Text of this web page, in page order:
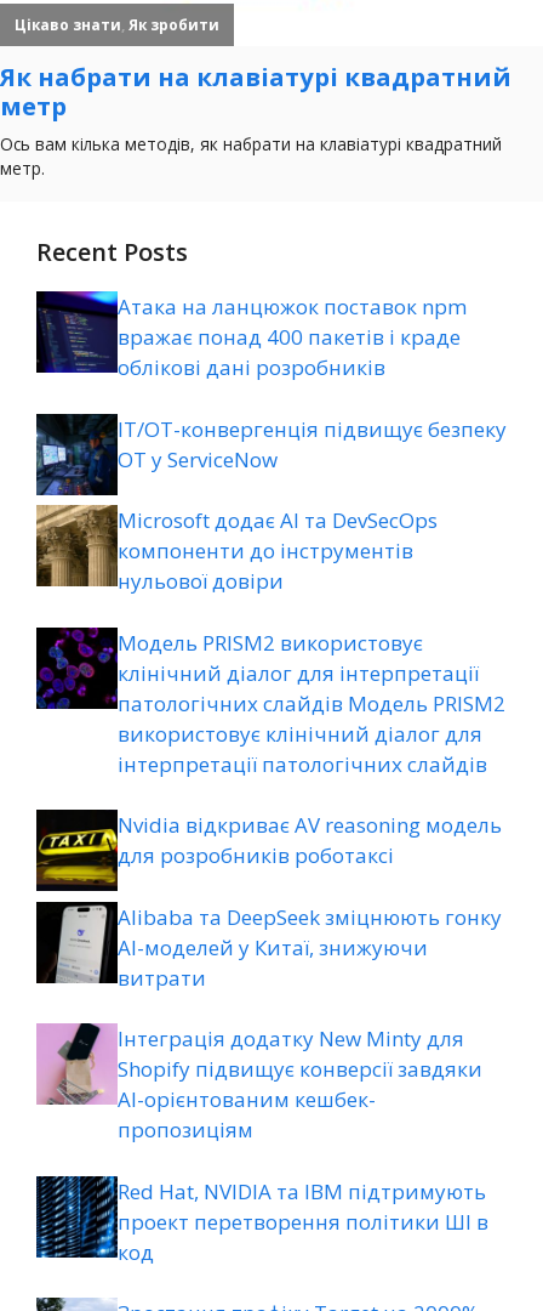
Recent Posts
Атака на ланцюжок поставок npm
вражає понад 400 пакетів і краде
облікові дані розробників
ІТ/ОТ-конвергенція підвищує безпеку
ОТ у ServiceNow
Microsoft додає AI та DevSecOps
компоненти до інструментів
нульової довіри
Модель PRISM2 використовує
клінічний діалог для інтерпретації
патологічних слайдів Модель PRISM2
використовує клінічний діалог для
інтерпретації патологічних слайдів
Nvidia відкриває AV reasoning модель
для розробників роботаксі
Alibaba та DeepSeek зміцнюють гонку
AI-моделей у Китаї, знижуючи
витрати
Інтеграція додатку New Minty для
Shopify підвищує конверсії завдяки
AI-орієнтованим кешбек-
пропозиціям
Red Hat, NVIDIA та IBM підтримують
проект перетворення політики ШІ в
код